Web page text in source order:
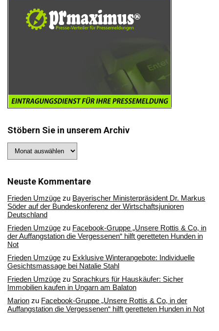
Stöbern Sie in unserem Archiv
Sie
Archiv
Neuste Kommentare
Frieden Umzüge zu Bayerischer Ministerpräsident Dr. Markus
Söder auf der Bundeskonferenz der Wirtschaftsjunioren
Deutschland
Frieden Umzüge zu Facebook-Gruppe „Unsere Rottis & Co, in
der Auffangstation die Vergessenen“ hilft geretteten Hunden in
Not
Frieden Umzüge zu Exklusive Winterangebote: Individuelle
Gesichtsmassage bei Natalie Stahl
Frieden Umzüge zu Sprachkurs für Hauskäufer: Sicher
Immobilien kaufen in Ungarn am Balaton
Marion zu Facebook-Gruppe „Unsere Rottis & Co, in der
Auffangstation die Vergessenen“ hilft geretteten Hunden in Not